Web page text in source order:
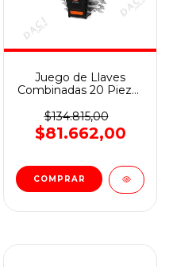
Juego de Llaves
Combinadas 20 Piezas
$134.815,00
$81.662,00